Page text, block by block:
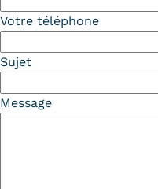
Votre téléphone
Sujet
Message